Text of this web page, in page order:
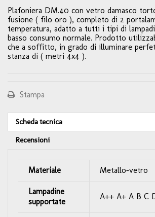
Plafoniera DM.40 con vetro damasco
fusione ( filo oro ), completo di 2
temperatura, adatto a tutti i tipi di
basso consumo normale. Prodotto
che a soffitto, in grado di illuminare
stanza di ( metri 4x4 ).
Stampa
Scheda tecnica
Recensioni
Materiale Metallo-vetro
Lampadine
supportate
A++ A+ A B C